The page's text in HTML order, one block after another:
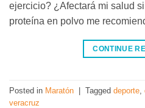
ejercicio? ¿Afectará mi salud
proteína en polvo me
CONTINUE
Posted in Maratón | Tagged deporte
veracruz